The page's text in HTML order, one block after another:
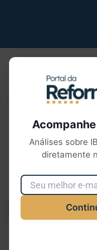
Utilizamos cookies para aprimorar
navegação, exibir anúncios ou
concorda com nosso uso de
Aceitar
Análises sobre
diretamente